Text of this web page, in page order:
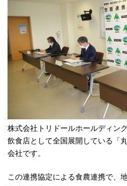
株式会社トリドールホールディン
飲食店として全国展開している「
会社です。
この連携協定による食農連携で、